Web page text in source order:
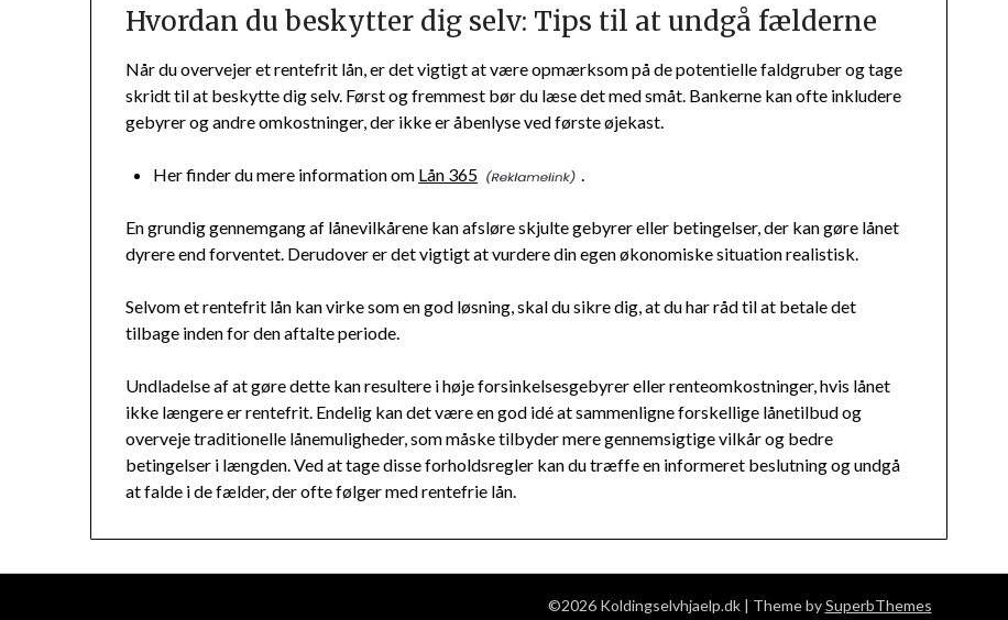
Hvordan du beskytter dig selv: Tips til at undgå fælderne
Når du overvejer et rentefrit lån, er det vigtigt at være opmærksom på de potentielle faldgruber og tage
skridt til at beskytte dig selv. Først og fremmest bør du læse det med småt. Bankerne kan ofte inkludere
gebyrer og andre omkostninger, der ikke er åbenlyse ved første øjekast.
Her finder du mere information om Lån 365 .
En grundig gennemgang af lånevilkårene kan afsløre skjulte gebyrer eller betingelser, der kan gøre lånet
dyrere end forventet. Derudover er det vigtigt at vurdere din egen økonomiske situation realistisk.
Selvom et rentefrit lån kan virke som en god løsning, skal du sikre dig, at du har råd til at betale det
tilbage inden for den aftalte periode.
Undladelse af at gøre dette kan resultere i høje forsinkelsesgebyrer eller renteomkostninger, hvis lånet
ikke længere er rentefrit. Endelig kan det være en god idé at sammenligne forskellige lånetilbud og
overveje traditionelle lånemuligheder, som måske tilbyder mere gennemsigtige vilkår og bedre
betingelser i længden. Ved at tage disse forholdsregler kan du træffe en informeret beslutning og undgå
at falde i de fælder, der ofte følger med rentefrie lån.
©2026 Koldingselvhjaelp.dk | Theme bySuperbThemes